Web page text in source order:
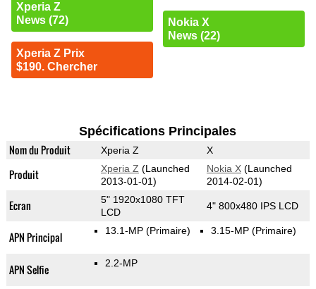
Xperia Z
News (72)
Xperia Z Prix
$190. Chercher
Nokia X
News (22)
Spécifications Principales
Nom du Produit Xperia Z X
Produit Xperia Z (Launched
2013-01-01)
Nokia X(Launched
2014-02-01)
Ecran
5" 1920x1080 TFT
LCD
4" 800x480 IPS LCD
APN Principal 13.1-MP (Primaire) 3.15-MP (Primaire)
APN Selfie 2.2-MP